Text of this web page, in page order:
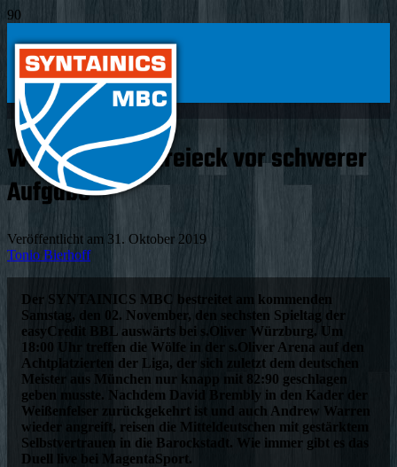
Wölfe im Maindreieck vor schwerer
Aufgabe
Veröffentlicht am 31. Oktober 2019
Tonio Bierhoff
Der SYNTAINICS MBC bestreitet am kommenden
Samstag, den 02. November, den sechsten Spieltag der
easyCredit BBL auswärts bei s.Oliver Würzburg. Um
18:00 Uhr treffen die Wölfe in der s.Oliver Arena auf den
Achtplatzierten der Liga, der sich zuletzt dem deutschen
Meister aus München nur knapp mit 82:90 geschlagen
geben musste. Nachdem David Brembly in den Kader der
Weißenfelser zurückgekehrt ist und auch Andrew Warren
wieder angreift, reisen die Mitteldeutschen mit gestärktem
Selbstvertrauen in die Barockstadt. Wie immer gibt es das
Duell live bei MagentaSport.